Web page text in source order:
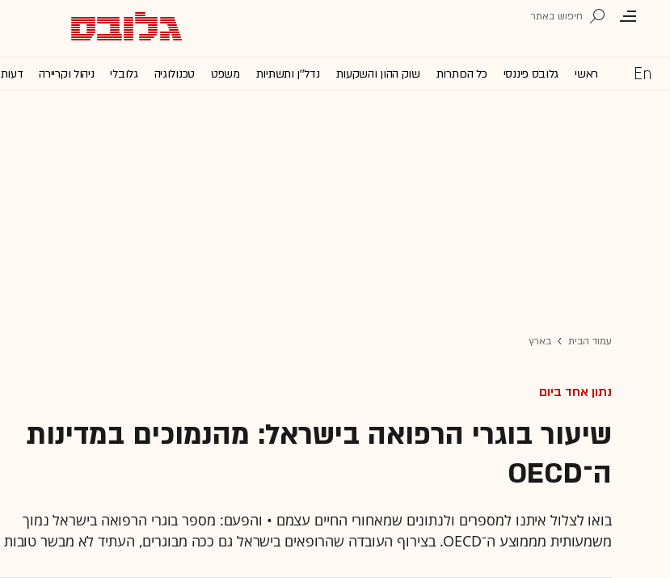
ראשי גלובס פיננסי כל הכותרות שוק ההון והשקעות נדל''ן ותשתיות משפט טכנולוגיה גלובלי ניהול וקריירה דעות
עמוד הבית בארץ
נתון אחד ביום
שיעור בוגרי הרפואה בישראל: מהנמוכים במדינות
ה־OECD
בואו לצלול איתנו למספרים ולנתונים שמאחורי החיים עצמם • והפעם: מספר בוגרי הרפואה בישראל נמוך
משמעותית מממוצע ה־OECD. בצירוף העובדה שהרופאים בישראל גם ככה מבוגרים, העתיד לא מבשר טובות